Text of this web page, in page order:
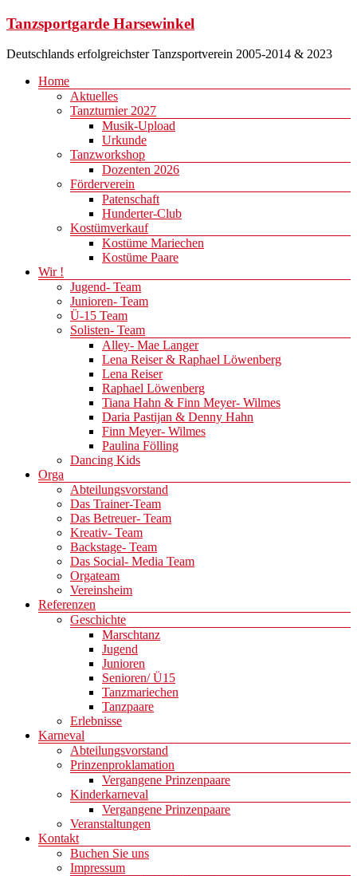
Zum
springen
Tanzsportgarde Harsewinkel
Deutschlands erfolgreichster Tanzsportverein 2005-2014 & 2023
Menü
Home
Aktuelles
Tanzturnier 2027
Musik-Upload
Urkunde
Tanzworkshop
Dozenten 2026
Förderverein
Patenschaft
Hunderter-Club
Kostümverkauf
Kostüme Mariechen
Kostüme Paare
Wir !
Jugend- Team
Junioren- Team
Ü-15 Team
Solisten- Team
Alley- Mae Langer
Lena Reiser & Raphael Löwenberg
Lena Reiser
Raphael Löwenberg
Tiana Hahn & Finn Meyer- Wilmes
Daria Pastijan & Denny Hahn
Finn Meyer- Wilmes
Paulina Fölling
Dancing Kids
Orga
Abteilungsvorstand
Das Trainer-Team
Das Betreuer- Team
Kreativ- Team
Backstage- Team
Das Social- Media Team
Orgateam
Vereinsheim
Referenzen
Geschichte
Marschtanz
Jugend
Junioren
Senioren/ Ü15
Tanzmariechen
Tanzpaare
Erlebnisse
Karneval
Abteilungsvorstand
Prinzenproklamation
Vergangene Prinzenpaare
Kinderkarneval
Vergangene Prinzenpaare
Veranstaltungen
Kontakt
Buchen Sie uns
Impressum